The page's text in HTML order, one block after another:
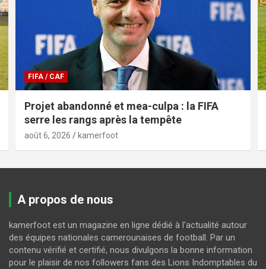
FIFA / CAF
Projet abandonné et mea-culpa : la FIFA
serre les rangs après la tempête
août 6, 2026 kamerfoot
A propos de nous
kamerfoot est un magazine en ligne dédié à l'actualité autour
des équipes nationales camerounaises de football. Par un
contenu vérifié et certifié, nous divulgons la bonne information
pour le plaisir de nos followers fans des Lions Indomptables du